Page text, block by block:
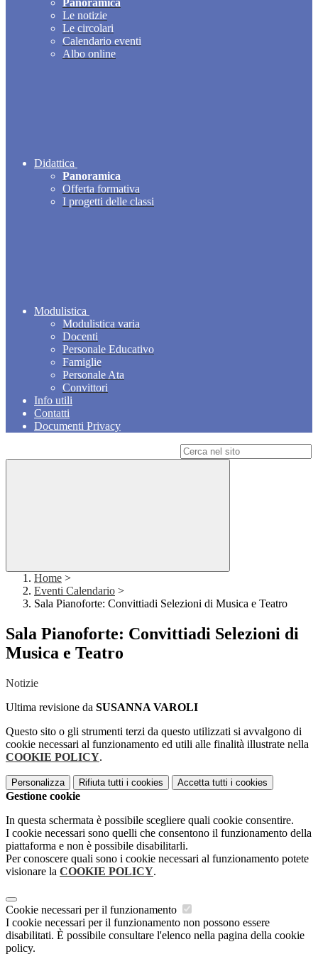
Panoramica
Le notizie
Le circolari
Calendario eventi
Albo online
Didattica
Panoramica
Offerta formativa
I progetti delle classi
Modulistica
Modulistica varia
Docenti
Personale Educativo
Famiglie
Personale Ata
Convittori
Info utili
Contatti
Documenti Privacy
Home >
Eventi Calendario >
Sala Pianoforte: Convittiadi Selezioni di Musica e Teatro
Sala Pianoforte: Convittiadi Selezioni di
Musica e Teatro
Notizie
Ultima revisione da SUSANNA VAROLI
Questo sito o gli strumenti terzi da questo utilizzati si avvalgono di
cookie necessari al funzionamento ed utili alle finalità illustrate nella
COOKIE POLICY.
Personalizza Rifiuta tutti i cookies Accetta tutti i cookies
Gestione cookie
In questa schermata è possibile scegliere quali cookie consentire.
I cookie necessari sono quelli che consentono il funzionamento della
piattaforma e non è possibile disabilitarli.
Per conoscere quali sono i cookie necessari al funzionamento potete
visionare la COOKIE POLICY.
Cookie necessari per il funzionamento
I cookie necessari per il funzionamento non possono essere
disabilitati. È possibile consultare l'elenco nella pagina della cookie
policy.